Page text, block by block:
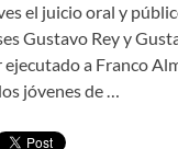
el juicio oral y
Gustavo Rey y
ejecutado a Franco
jóvenes de …